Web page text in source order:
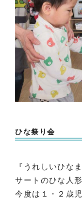
ひな祭り会
『うれしいひな
サートのひな人
今度は１・２歳